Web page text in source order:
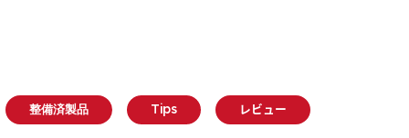
整備済製品 Tips レビュー